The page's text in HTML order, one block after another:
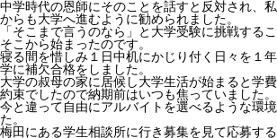
中学時代の恩師にそのことを話すと反対され、
からも大学へ進むように勧められました。
「そこまで言うのなら」と大学受験に挑戦する
そこから始まったのです。
寝る間を惜しみ１日中机にかじり付く日々を１
学に補欠合格をしました。
大学の叔母の家に居候し大学生活が始まると学
約束でしたので納期前はいつも焦っていました。
今と違って自由にアルバイトを選べるような環
た。
梅田にある学生相談所に行き募集を見て応募する